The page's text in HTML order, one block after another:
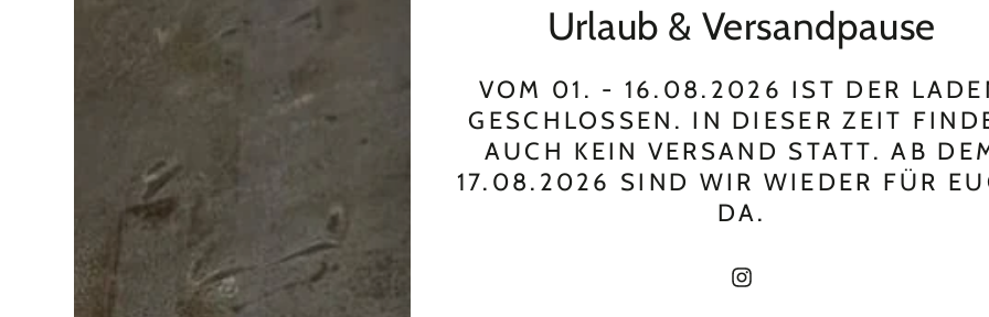
Urlaub & Versandpause
VOM 01. - 16.08.2026 IST DER
GESCHLOSSEN. IN DIESER ZEIT
AUCH KEIN VERSAND STATT. AB
17.08.2026 SIND WIR WIEDER FÜR
DA.
Instagram